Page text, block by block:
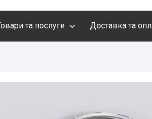
та послуги Доставка та